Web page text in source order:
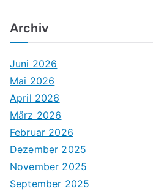
Archiv
Juni 2026
Mai 2026
April 2026
März 2026
Februar 2026
Dezember 2025
November 2025
September 2025